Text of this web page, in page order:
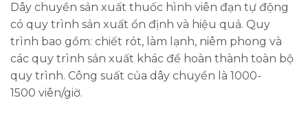
Dây chuyền sản xuất thuốc hình viên đạn tự động
có quy trình sản xuất ổn định và hiệu quả. Quy
trình bao gồm: chiết rót, làm lạnh, niêm phong và
các quy trình sản xuất khác để hoàn thành toàn bộ
quy trình. Công suất của dây chuyền là 1000-
1500 viên/giờ.